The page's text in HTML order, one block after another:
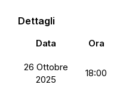
Dettagli
Data Ora
26 Ottobre
2025
18:00